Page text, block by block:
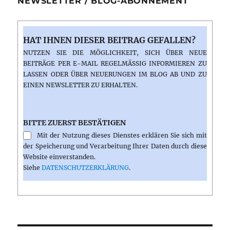
HAT IHNEN DIESER BEITRAG GEFALLEN?
NUTZEN SIE DIE MÖGLICHKEIT, SICH ÜBER NEUE
BEITRÄGE PER E-MAIL REGELMÄSSIG INFORMIEREN ZU L
ASSEN ODER ÜBER NEUERUNGEN IM BLOG AB UND ZU E
INEN NEWSLETTER ZU ERHALTEN.
BITTE ZUERST BESTÄTIGEN
Mit der Nutzung dieses Dienstes erklären Sie sich mit
der Speicherung und Verarbeitung Ihrer Daten durch diese
Website einverstanden.
SieheDATENSCHUTZERKLÄRUNG.